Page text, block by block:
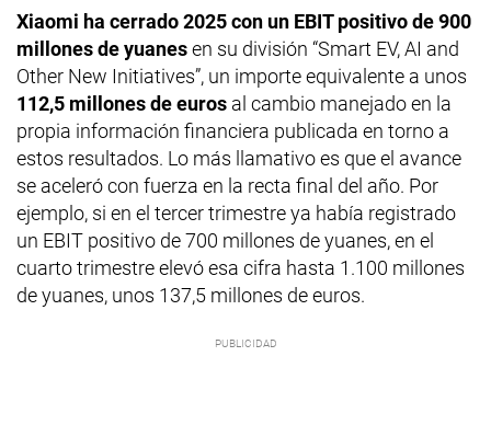
Xiaomi ha cerrado 2025 con un EBIT positivo de 900
millones de yuanesen su división “Smart EV, AI and
Other New Initiatives”, un importe equivalente a unos
112,5 millones de euros al cambio manejado en la
propia información financiera publicada en torno a
estos resultados. Lo más llamativo es que el avance
se aceleró con fuerza en la recta final del año. Por
ejemplo, si en el tercer trimestre ya había registrado
un EBIT positivo de 700 millones de yuanes, en el
cuarto trimestre elevó esa cifra hasta 1.100 millones
de yuanes, unos 137,5 millones de euros.